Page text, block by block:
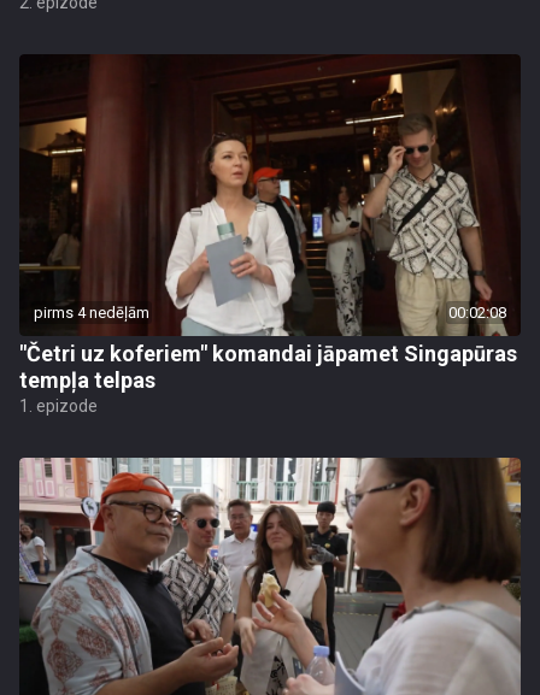
pirms 4 nedēļām 00:02:08
"Četri uz koferiem" komandai jāpamet Singapūras
tempļa telpas
1. epizode